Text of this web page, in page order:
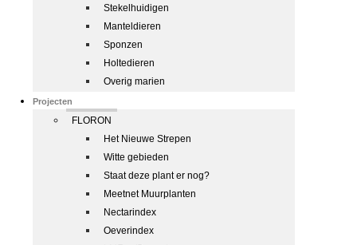
Stekelhuidigen
Manteldieren
Sponzen
Holtedieren
Overig marien
Projecten
FLORON
Het Nieuwe Strepen
Witte gebieden
Staat deze plant er nog?
Meetnet Muurplanten
Nectarindex
Oeverindex